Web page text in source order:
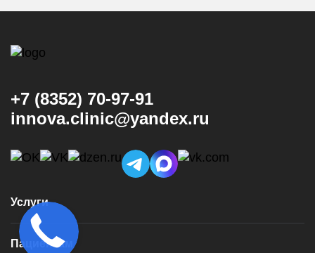
+7 (8352) 70-97-91
innova.clinic@yandex.ru
Услуги
Консультация и диагностика
Пациентам